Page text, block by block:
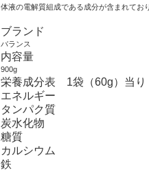
体液の電解質組成である成分が含まれてお
ブランド
バランス
内容量
900g
栄養成分表 1袋（60g）当り
エネルギー
タンパク質
炭水化物
糖質
カルシウム
鉄